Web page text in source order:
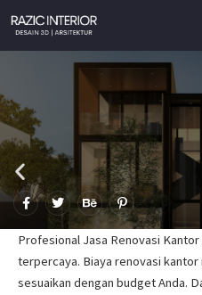
content
F
a
e
b
o
k
T
w
t
t
e
B
e
h
a
n
c
P
i
n
t
e
r
s
Profesional Jasa Renovasi
terpercaya. Biaya renovasi kantor
sesuaikan dengan budget Anda.